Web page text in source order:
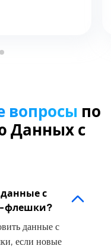
вопросы по
Данных с
данные с
флешки?
данные с
если новые